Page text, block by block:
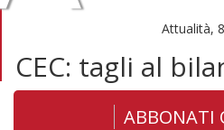
Attualità,
CEC: tagli al
ABBONATI